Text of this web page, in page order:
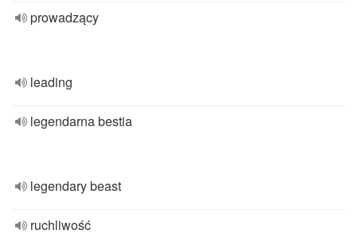
prowadzący
leading
legendarna bestia
legendary beast
ruchliwość